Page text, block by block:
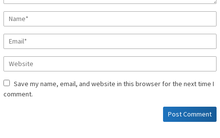
Save my name, email, and website in this browser for the next time I
comment.